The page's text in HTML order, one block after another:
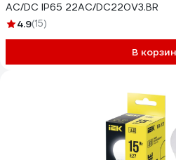
AC/DC IP65 22AC/DC220V3.BR
4.9(15)
В